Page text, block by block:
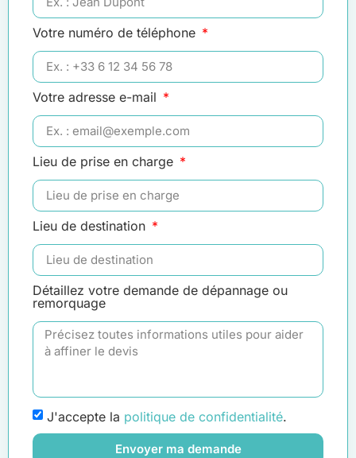
Votre numéro de téléphone
Votre adresse e-mail
Lieu de prise en charge
Lieu de destination
Détaillez votre demande de dépannage ou
remorquage
J'accepte la politique de confidentialité.
Envoyer ma demande